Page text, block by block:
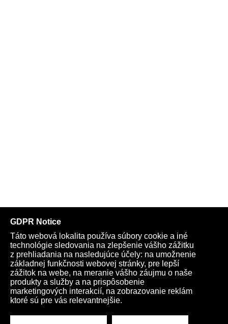
Telegram Youtube Facebook
Archív
Obchod
TV Kardio Podporte nás
Všeobecné podmienky